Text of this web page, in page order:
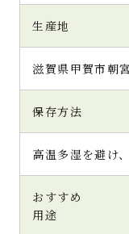
生産地
滋賀県甲賀市朝宮
保存方法
高温多湿を避け
おすすめ
用途